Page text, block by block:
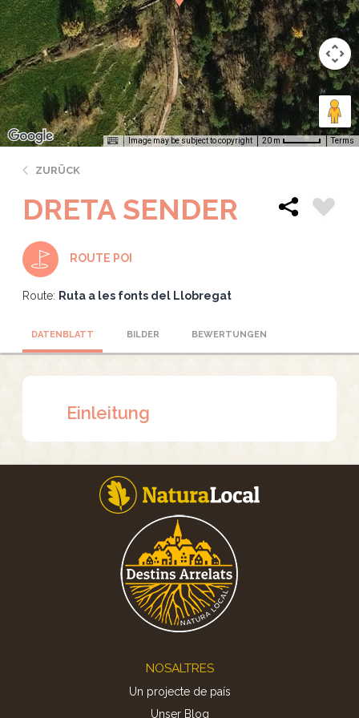
Image may be subject to copyright 20 m Terms
ZURÜCK
DRETA SENDER
ROUTE POI
Route: Ruta a les fonts del Llobregat
DATENBLATT BILDER BEWERTUNGEN
Einleitung
NOSALTRES
Un projecte de país
Unser Blog